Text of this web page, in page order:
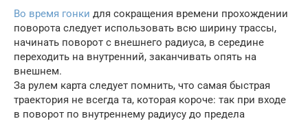
Во время гонки для сокращения времени прохождении
поворота следует использовать всю ширину трассы,
начинать поворот с внешнего радиуса, в середине
переходить на внутренний, заканчивать опять на
внешнем.
За рулем карта следует помнить, что самая быстрая
траектория не всегда та, которая короче: так при входе
в поворот по внутреннему радиусу до предела